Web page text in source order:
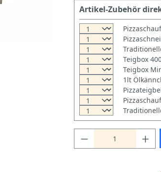
Artikel-Zubehör
Teigbox